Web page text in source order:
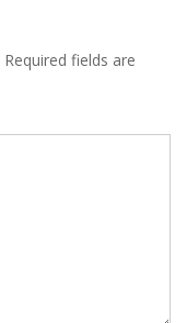
Required fields are